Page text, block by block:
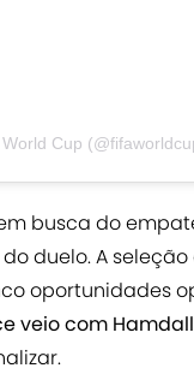
Cup
busca do
duelo. A
oportunidades
veio com